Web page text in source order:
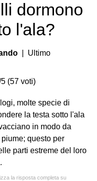
dormono
l'ala?
| Ultimo
(57 voti)
molte specie di
la testa sotto l'ala
in modo da
questo per
parti estreme del loro
la risposta completa su